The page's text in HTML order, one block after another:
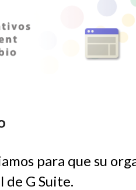
para que su
de G Suite.